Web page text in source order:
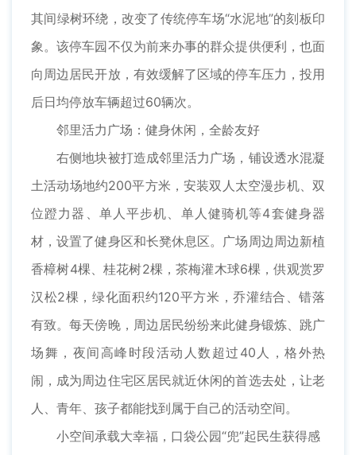
其间绿树环绕，改变了传统停车场“水泥地”的刻板印
象。该停车园不仅为前来办事的群众提供便利，也面
向周边居民开放，有效缓解了区域的停车压力，投用
后日均停放车辆超过60辆次。
邻里活力广场：健身休闲，全龄友好
右侧地块被打造成邻里活力广场，铺设透水混凝
土活动场地约200平方米，安装双人太空漫步机、双
位蹬力器、单人平步机、单人健骑机等4套健身器
材，设置了健身区和长凳休息区。广场周边周边新植
香樟树4棵、桂花树2棵，茶梅灌木球6棵，供观赏罗
汉松2棵，绿化面积约120平方米，乔灌结合、错落
有致。每天傍晚，周边居民纷纷来此健身锻炼、跳广
场舞，夜间高峰时段活动人数超过40人，格外热
闹，成为周边住宅区居民就近休闲的首选去处，让老
人、青年、孩子都能找到属于自己的活动空间。
小空间承载大幸福，口袋公园“兜”起民生获得感